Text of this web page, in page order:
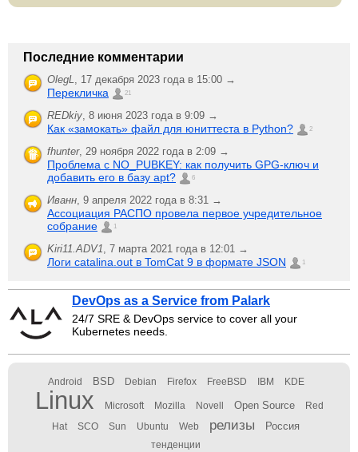
Последние комментарии
OlegL, 17 декабря 2023 года в 15:00 →
Перекличка 21
REDkiy, 8 июня 2023 года в 9:09 →
Как «замокать» файл для юниттеста в Python? 2
fhunter, 29 ноября 2022 года в 2:09 →
Проблема с NO_PUBKEY: как получить GPG-ключ и
добавить его в базу apt?
6
Иванн, 9 апреля 2022 года в 8:31 →
Ассоциация РАСПО провела первое учредительное
собрание
1
Kiri11.ADV1, 7 марта 2021 года в 12:01 →
Логи catalina.out в TomCat 9 в формате JSON 1
DevOps as a Service from Palark
24/7 SRE & DevOps service to cover all your
Kubernetes needs.
Android BSD Debian Firefox FreeBSD IBM KDE
Linux Microsoft Mozilla Novell Open Source Red
Hat SCO Sun Ubuntu Web релизы Россия
тенденции